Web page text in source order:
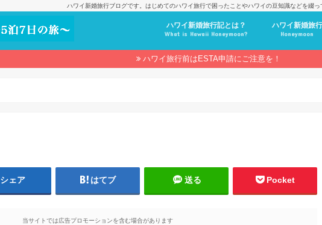
ハワイ新婚旅行ブログです。はじめてのハワイ旅行で困ったことやハワイの豆知識などを綴っ
ハワイ新婚旅行記とは？
What is Hawaii Honeymoon?
ハワイ新婚旅行
Honeymoon
ハワイ旅行前はESTA申請にご注意を！
シェア はてブ 送る Pocket
当サイトでは広告プロモーションを含む場合があります